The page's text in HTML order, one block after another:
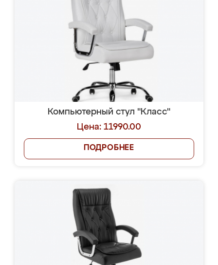
Компьютерный стул "Класс"
Цена: 11990.00
ПОДРОБНЕЕ